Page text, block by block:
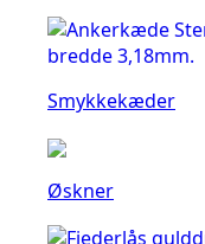
Smykkekæder
Øskner